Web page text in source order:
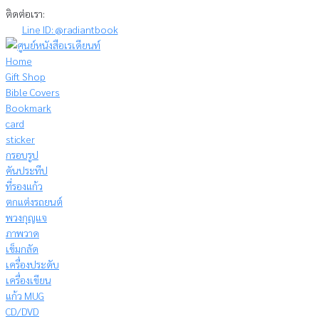
Skip
content
ติดต่อเรา:
Line ID: @radiantbook
Home
Gift Shop
Bible Covers
Bookmark
card
sticker
กรอบรูป
คันประทีป
ที่รองแก้ว
ตกแต่งรถยนต์
พวงกุญแจ
ภาพวาด
เข็มกลัด
เครื่องประดับ
เครื่องเขียน
แก้ว MUG
CD/DVD